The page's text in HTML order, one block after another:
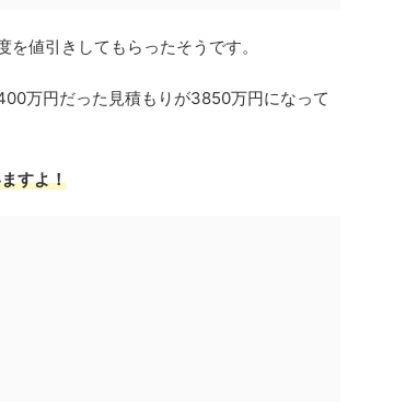
値引きしてもらったそうです。
万円だった見積もりが3850万円になって
すよ！